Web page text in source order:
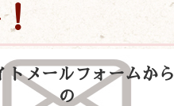
トメールフォームから
の